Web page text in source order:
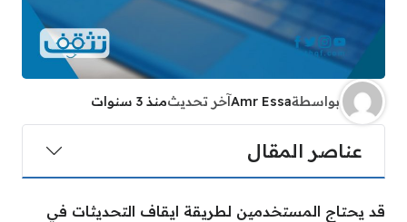
بواسطةAmr Essaآخر تحديثمنذ 3 سنوات
عناصر المقال
قد يحتاج المستخدمين لطريقة ايقاف التحديثات في